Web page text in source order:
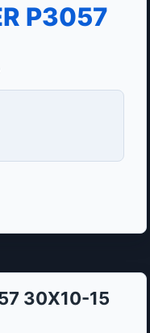
P3057
30X10-15